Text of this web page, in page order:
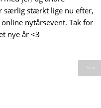
særlig stærkt lige nu efter,
nytårsevent. Tak for
nye år <3
Svar